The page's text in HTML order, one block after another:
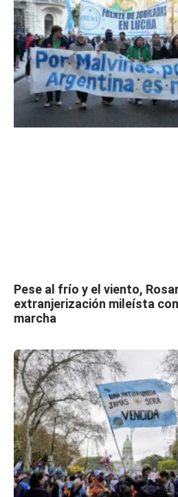
Pese al frío y el viento,
extranjerización mileísta
marcha